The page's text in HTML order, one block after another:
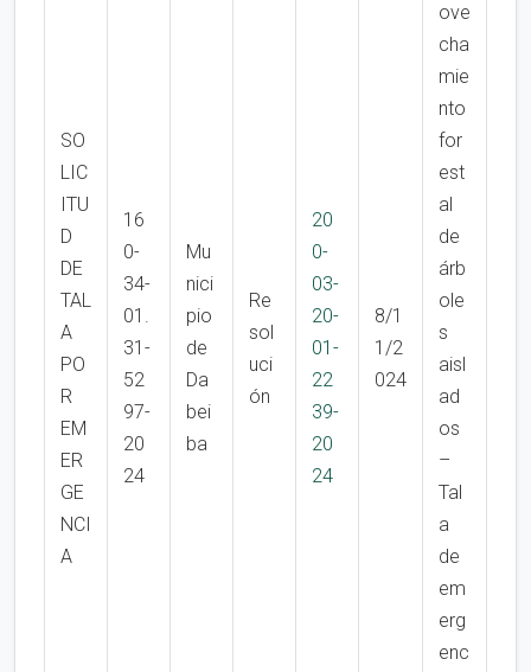
SO
LIC
ITU
D
DE
TAL
A
PO
R
EM
ER
GE
NCI
A
16
0-
34-
01.
31-
52
97-
20
24
Mu
nici
pio
de
Da
bei
ba
Re
sol
uci
ón
20
0-
03-
20-
01-
22
39-
20
24
8/1
1/2
024
ove
cha
mie
nto
for
est
al
de
árb
ole
s
aisl
ad
os
–
Tal
a
de
em
erg
enc